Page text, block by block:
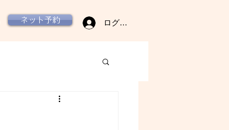
ネット予約 ログイン